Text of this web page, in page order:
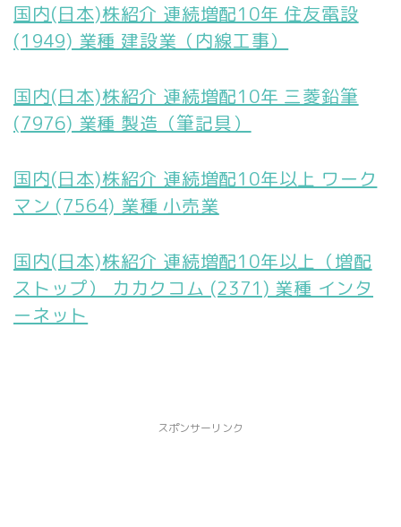
国内(日本)株紹介 連続増配10年 住友電設
(1949) 業種 建設業（内線工事）
国内(日本)株紹介 連続増配10年 三菱鉛筆
(7976) 業種 製造（筆記具）
国内(日本)株紹介 連続増配10年以上 ワーク
マン (7564) 業種 小売業
国内(日本)株紹介 連続増配10年以上（増配
ストップ） カカクコム (2371) 業種 インタ
ーネット
スポンサーリンク